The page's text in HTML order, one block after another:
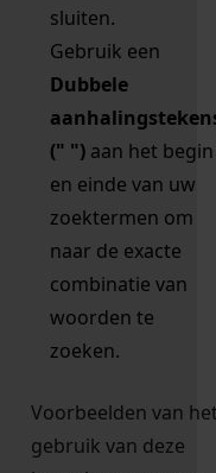
sluiten.
Gebruik een
Dubbele
(" ") aan het begin
en einde van uw
zoektermen om
naar de exacte
combinatie van
woorden te
zoeken.
Voorbeelden van
gebruik van deze